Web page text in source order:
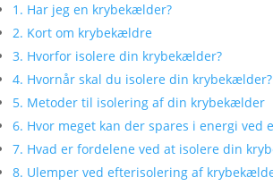
1. Har jeg en krybekælder?
2. Kort om krybekældre
3. Hvorfor isolere din krybekælder?
4. Hvornår skal du isolere din krybekælder?
5. Metoder til isolering af din krybekælder
6. Hvor meget kan der spares i energi ved
7. Hvad er fordelene ved at isolere din
8. Ulemper ved efterisolering af